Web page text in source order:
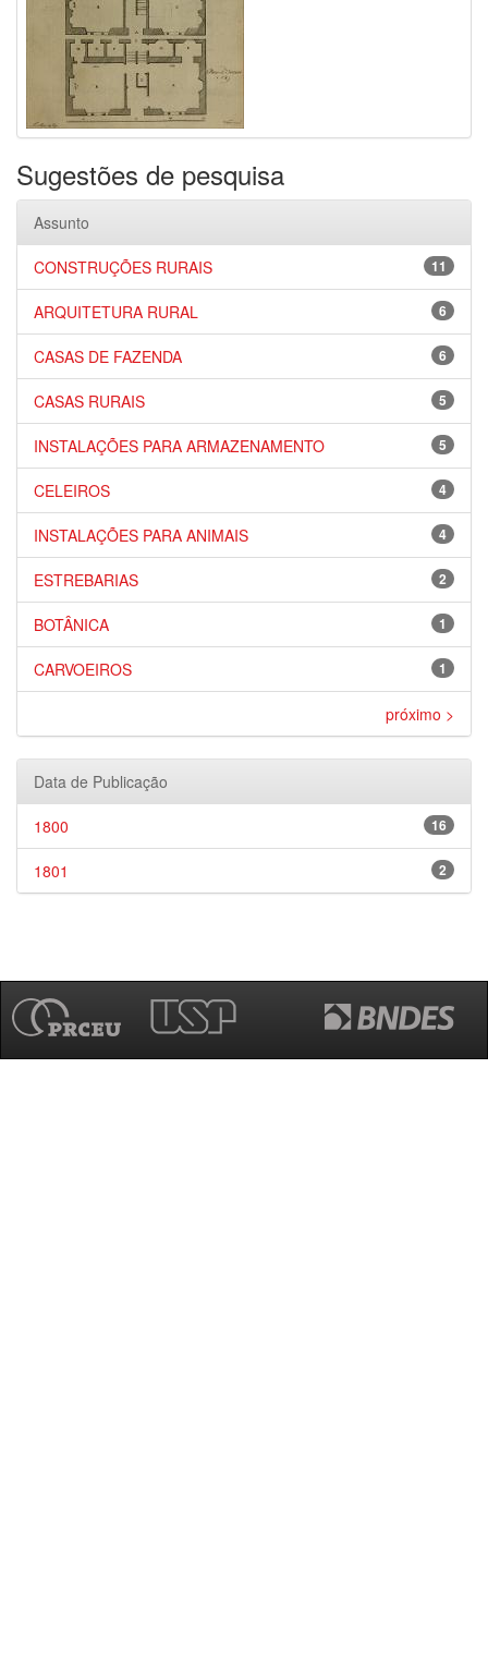
Sugestões de pesquisa
Assunto
11
CONSTRUÇÕES RURAIS
6
ARQUITETURA RURAL
6
CASAS DE FAZENDA
5
CASAS RURAIS
5
INSTALAÇÕES PARA ARMAZENAMENTO
4
CELEIROS
4
INSTALAÇÕES PARA ANIMAIS
2
ESTREBARIAS
1
BOTÂNICA
1
CARVOEIROS
próximo >
Data de Publicação
16
1800
2
1801